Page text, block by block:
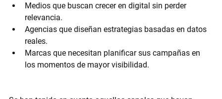
Medios que buscan crecer en digital sin perder
relevancia.
Agencias que diseñan estrategias basadas en datos
reales.
Marcas que necesitan planificar sus campañas en
los momentos de mayor visibilidad.